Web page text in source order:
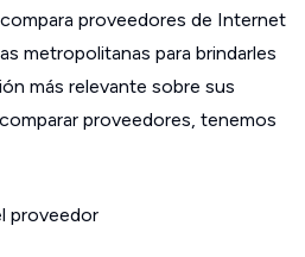
proveedores de Internet
metropolitanas para brindarles
más relevante sobre sus
proveedores, tenemos
proveedor